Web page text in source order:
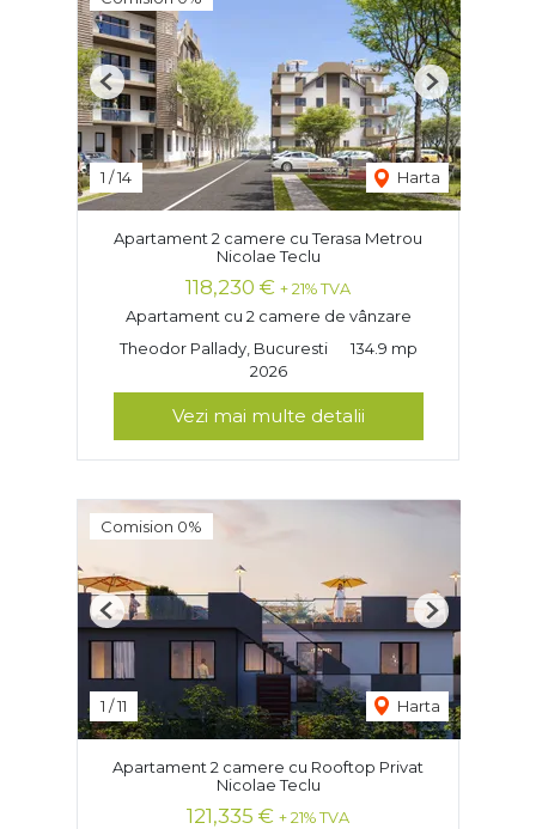
1 /14 Harta
Previous Next
Apartament 2 camere cu Terasa Metrou
Nicolae Teclu
118,230 € + 21% TVA
Apartament cu 2 camere de vânzare
Theodor Pallady, Bucuresti
134.9 mp
2026
Vezi mai multe detalii
Comision 0%
1 /11 Harta
Previous Next
Apartament 2 camere cu Rooftop Privat
Nicolae Teclu
121,335 € + 21% TVA